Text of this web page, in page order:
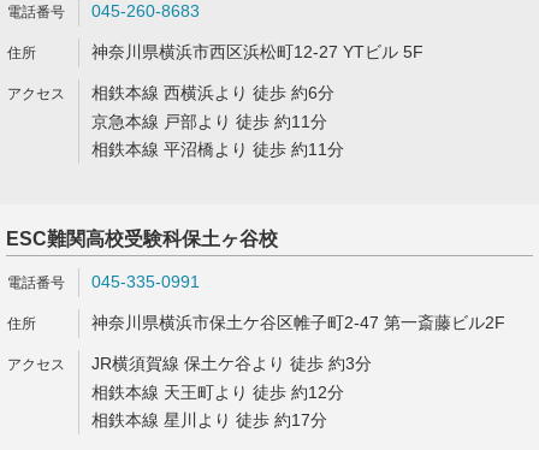
045-260-8683
神奈川県横浜市西区浜松町12-27 YTビル 5F
相鉄本線 西横浜より 徒歩 約6分
京急本線 戸部より 徒歩 約11分
相鉄本線 平沼橋より 徒歩 約11分
ESC難関高校受験科保土ヶ谷校
045-335-0991
神奈川県横浜市保土ケ谷区帷子町2-47 第一斎藤ビル2F
JR横須賀線 保土ケ谷より 徒歩 約3分
相鉄本線 天王町より 徒歩 約12分
相鉄本線 星川より 徒歩 約17分